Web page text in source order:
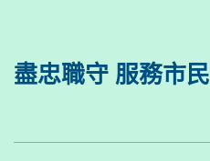
盡忠職守 服務市民